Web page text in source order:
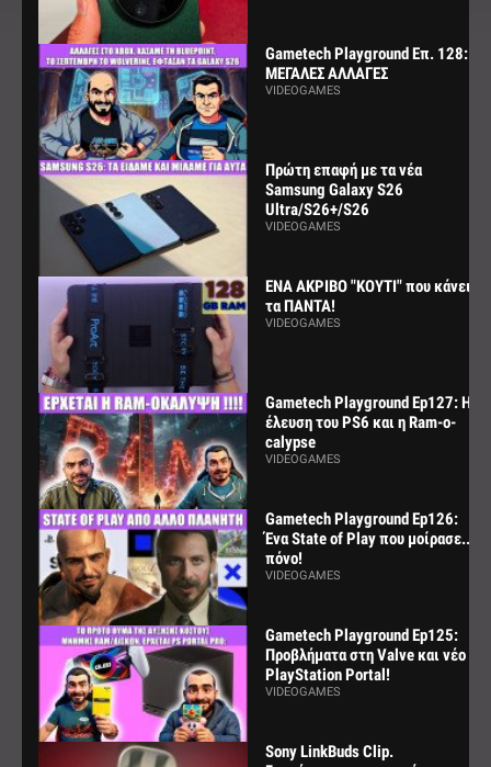
Gametech Playground Επ. 128:
ΜΕΓΑΛΕΣ ΑΛΛΑΓΕΣ
VIDEOGAMES
Πρώτη επαφή με τα νέα
Samsung Galaxy S26
Ultra/S26+/S26
VIDEOGAMES
ΕΝΑ ΑΚΡΙΒΟ "ΚΟΥΤΙ" που κάνει
τα ΠΑΝΤΑ!
VIDEOGAMES
Gametech Playground Ep127: Η
έλευση του PS6 και η Ram-o-
calypse
VIDEOGAMES
Gametech Playground Ep126:
Ένα State of Play που μοίρασε...
πόνο!
VIDEOGAMES
Gametech Playground Ep125:
Προβλήματα στη Valve και νέο
PlayStation Portal!
VIDEOGAMES
Sony LinkBuds Clip.